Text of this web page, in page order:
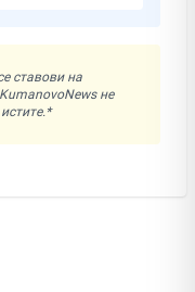
ставови на
не